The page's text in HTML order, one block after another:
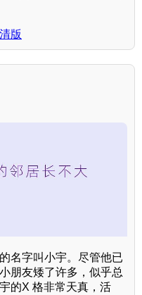
版
名字叫小宇。尽管他已
朋友矮了许多，似乎总
的X 格非常天真，活